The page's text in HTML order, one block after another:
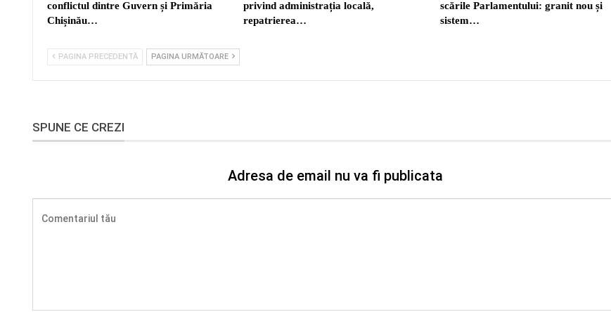
conflictul dintre Guvern și Primăria
Chișinău…
privind administrația locală,
repatrierea…
scările Parlamentului: granit nou și
sistem…
PAGINA PRECEDENTĂ PAGINA URMĂTOARE
SPUNE CE CREZI
Adresa de email nu va fi publicata